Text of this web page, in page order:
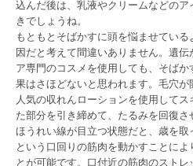
込んだ後は、乳液やクリームなどの
きでしょうね。
もともとそばかすに頭を悩ませてい
因だと考えて間違いありません。遺
ア専門のコスメを使用しても、そば
果はさほどないと思われます。毛穴が
人気の収れんローションを使用して
た部分を引き締めて、たるみを回復さ
ほうれい線が目立つ状態だと、歳を
という口回りの筋肉を動かすことに
とが可能です。口付近の筋肉のストレ